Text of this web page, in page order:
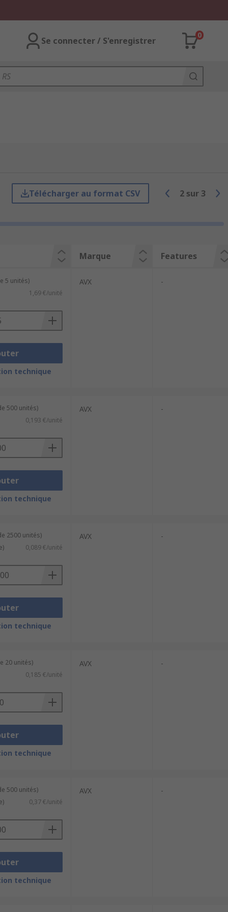
Se connecter / S'enregistrer
0
Télécharger au format CSV 2 sur 3
Marque Features
5 unités)
1,69 €/unité
technique
AVX -
500 unités)
0,193 €/unité
technique
AVX -
2500 unités)
0,089 €/unité
technique
AVX -
20 unités)
0,185 €/unité
technique
AVX -
500 unités)
0,37 €/unité
technique
AVX -